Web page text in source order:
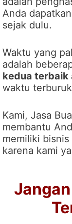
Anda
sejak dulu.
Waktu yang
adalah
kedua terbaik
waktu
Kami, Jasa
membantu
memiliki
karena kami